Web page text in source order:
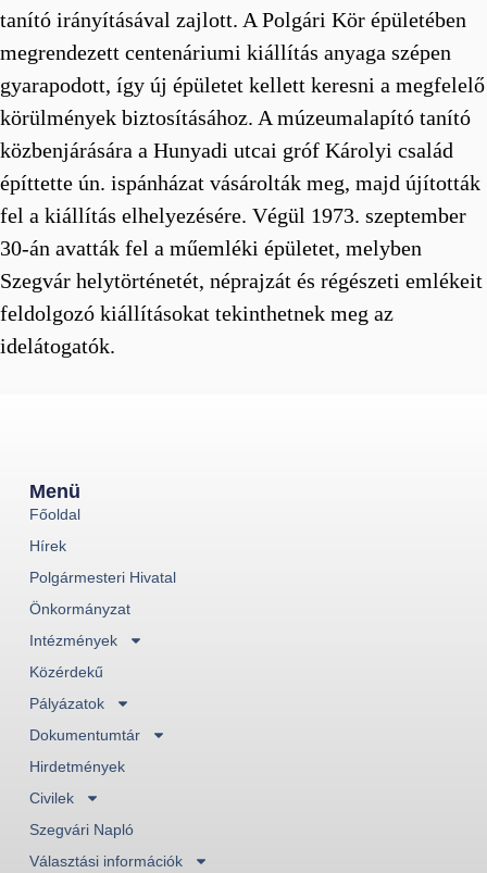
tanító irányításával zajlott. A Polgári Kör épületében
megrendezett centenáriumi kiállítás anyaga szépen
gyarapodott, így új épületet kellett keresni a megfelelő
körülmények biztosításához. A múzeumalapító tanító
közbenjárására a Hunyadi utcai gróf Károlyi család
építtette ún. ispánházat vásárolták meg, majd újították
fel a kiállítás elhelyezésére. Végül 1973. szeptember
30-án avatták fel a műemléki épületet, melyben
Szegvár helytörténetét, néprajzát és régészeti emlékeit
feldolgozó kiállításokat tekinthetnek meg az
idelátogatók.
Menü
Főoldal
Hírek
Polgármesteri Hivatal
Önkormányzat
Intézmények
Közérdekű
Pályázatok
Dokumentumtár
Hirdetmények
Civilek
Szegvári Napló
Választási információk